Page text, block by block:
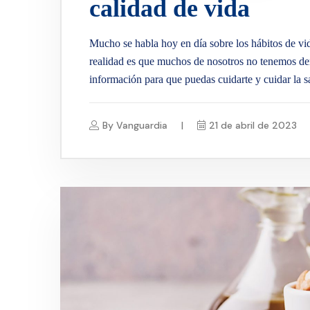
calidad de vida
Mucho se habla hoy en día sobre los hábitos de
realidad es que muchos de nosotros no tenemos
información para que puedas cuidarte y cuidar la
By Vanguardia 21 de abril de 2023